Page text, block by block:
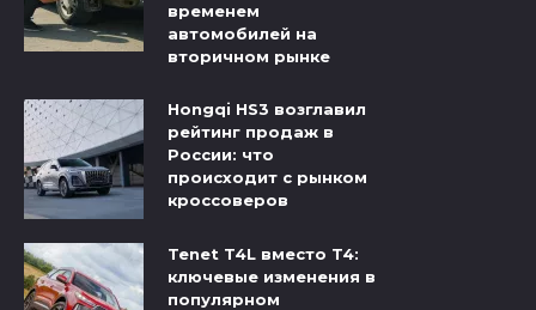
временем
автомобилей на
вторичном рынке
Hongqi HS3 возглавил
рейтинг продаж в
России: что
происходит с рынком
кроссоверов
Tenet T4L вместо T4:
ключевые изменения в
популярном